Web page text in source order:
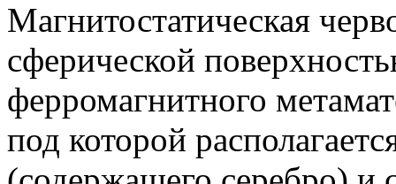
Магнитостатическая
сферической
ферромагнитного
под которой